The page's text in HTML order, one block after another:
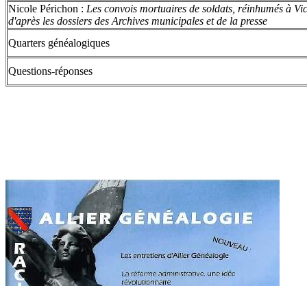
Nicole Périchon : Les convois mortuaires de soldats, réinhumés à
d'après les dossiers des Archives municipales et de la presse
Quarters généalogiques
Questions-réponses